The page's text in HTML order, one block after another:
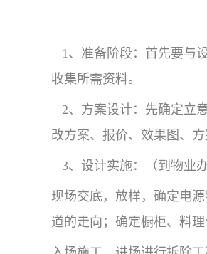
1、准备阶段：首先要与
收集所需资料。
2、方案设计：先确定立
改方案、报价、效果图、
3、设计实施：（到物业
现场交底，放样，确定电
道的走向；确定橱柜、料